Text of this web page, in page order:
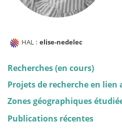
HAL : elise-nedelec
Recherches (en cours)
Projets de recherche en lien
Zones géographiques
Publications récentes